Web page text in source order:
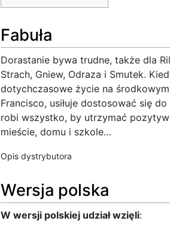
Fabuła
Dorastanie bywa trudne, także dla
Strach, Gniew, Odraza i Smutek.
dotychczasowe życie na
Francisco, usiłuje dostosować się
robi wszystko, by utrzymać
mieście, domu i szkole…
Opis dystrybutora
Wersja polska
W wersji polskiej udział wzięli: